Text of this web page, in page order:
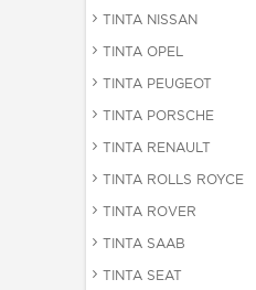
TINTA NISSAN
TINTA OPEL
TINTA PEUGEOT
TINTA PORSCHE
TINTA RENAULT
TINTA ROLLS ROYCE
TINTA ROVER
TINTA SAAB
TINTA SEAT